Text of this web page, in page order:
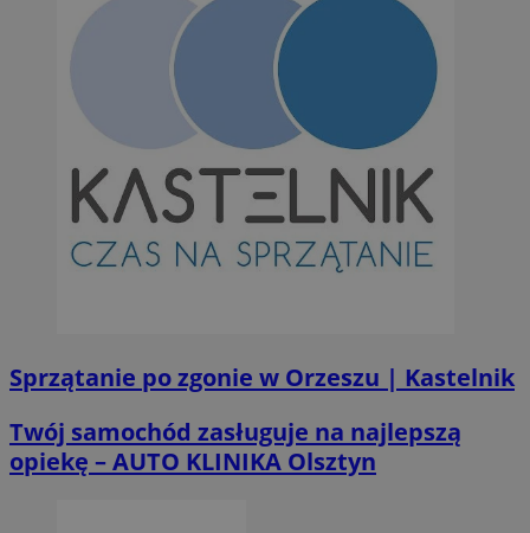
Sprzątanie po zgonie w Orzeszu | Kastelnik
Twój samochód zasługuje na najlepszą
opiekę – AUTO KLINIKA Olsztyn